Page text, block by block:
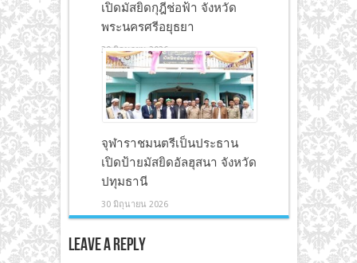
เปิดมัสยิดกุฎีช่อฟ้า จังหวัด
พระนครศรีอยุธยา
30 มิถุนายน 2026
จุฬาราชมนตรีเป็นประธาน
เปิดป้ายมัสยิดอัลฮุสนา จังหวัด
ปทุมธานี
30 มิถุนายน 2026
Leave a Reply